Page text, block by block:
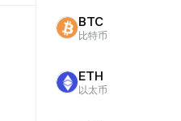
BTC
比特币
ETH
以太币